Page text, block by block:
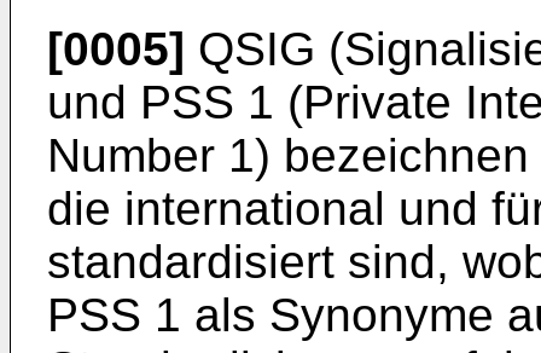
[0005] QSIG
und PSS 1 (Private
Number 1)
die international und
standardisiert sind,
PSS 1 als Synonyme